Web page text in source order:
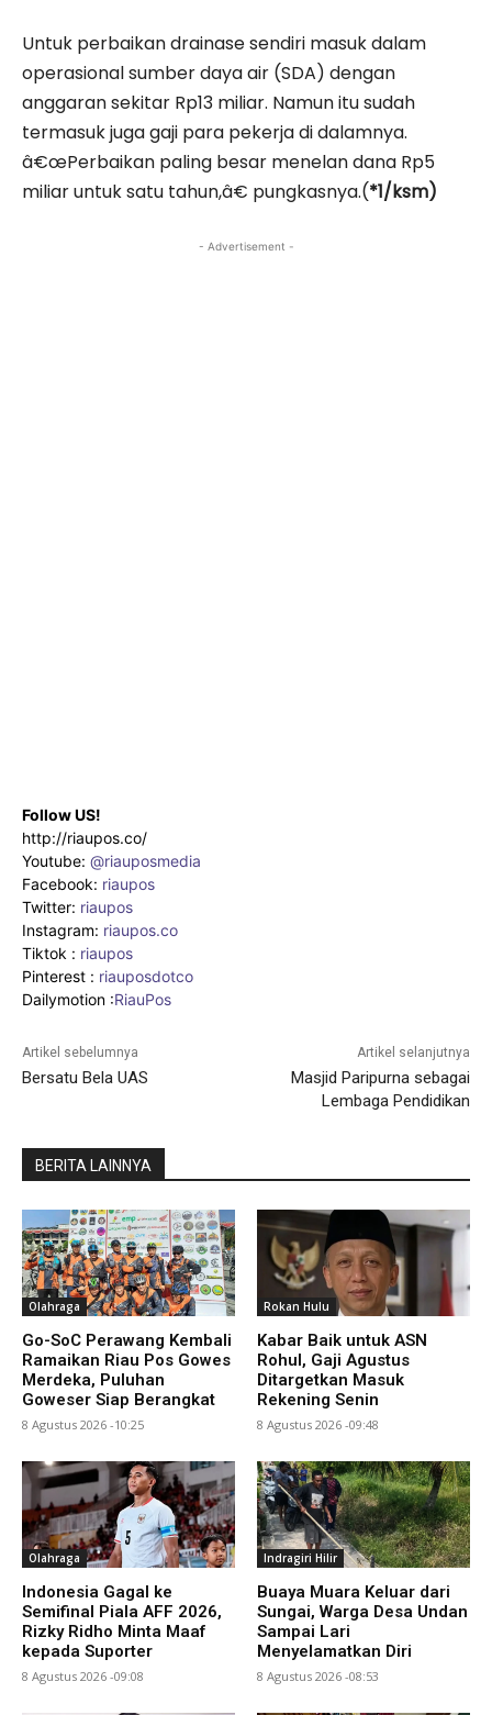
Untuk perbaikan drainase sendiri masuk dalam
operasional sumber daya air (SDA) dengan
anggaran sekitar Rp13 miliar. Namun itu sudah
termasuk juga gaji para pekerja di dalamnya.
â€œPerbaikan paling besar menelan dana Rp5
miliar untuk satu tahun,â€ pungkasnya.(*1/ksm)
- Advertisement -
Follow US!
http://riaupos.co/
Youtube: @riauposmedia
Facebook: riaupos
Twitter: riaupos
Instagram: riaupos.co
Tiktok : riaupos
Pinterest : riauposdotco
Dailymotion :RiauPos
Artikel sebelumnya
Bersatu Bela UAS
Artikel selanjutnya
Masjid Paripurna sebagai
Lembaga Pendidikan
BERITA LAINNYA
Olahraga
Go-SoC Perawang Kembali
Ramaikan Riau Pos Gowes
Merdeka, Puluhan
Goweser Siap Berangkat
8 Agustus 2026 -10:25
Rokan Hulu
Kabar Baik untuk ASN
Rohul, Gaji Agustus
Ditargetkan Masuk
Rekening Senin
8 Agustus 2026 -09:48
Olahraga
Indonesia Gagal ke
Semifinal Piala AFF 2026,
Rizky Ridho Minta Maaf
kepada Suporter
8 Agustus 2026 -09:08
Indragiri Hilir
Buaya Muara Keluar dari
Sungai, Warga Desa Undan
Sampai Lari
Menyelamatkan Diri
8 Agustus 2026 -08:53